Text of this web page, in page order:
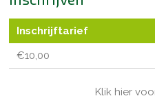
Inschrijftarief
€10,00
Klik hier